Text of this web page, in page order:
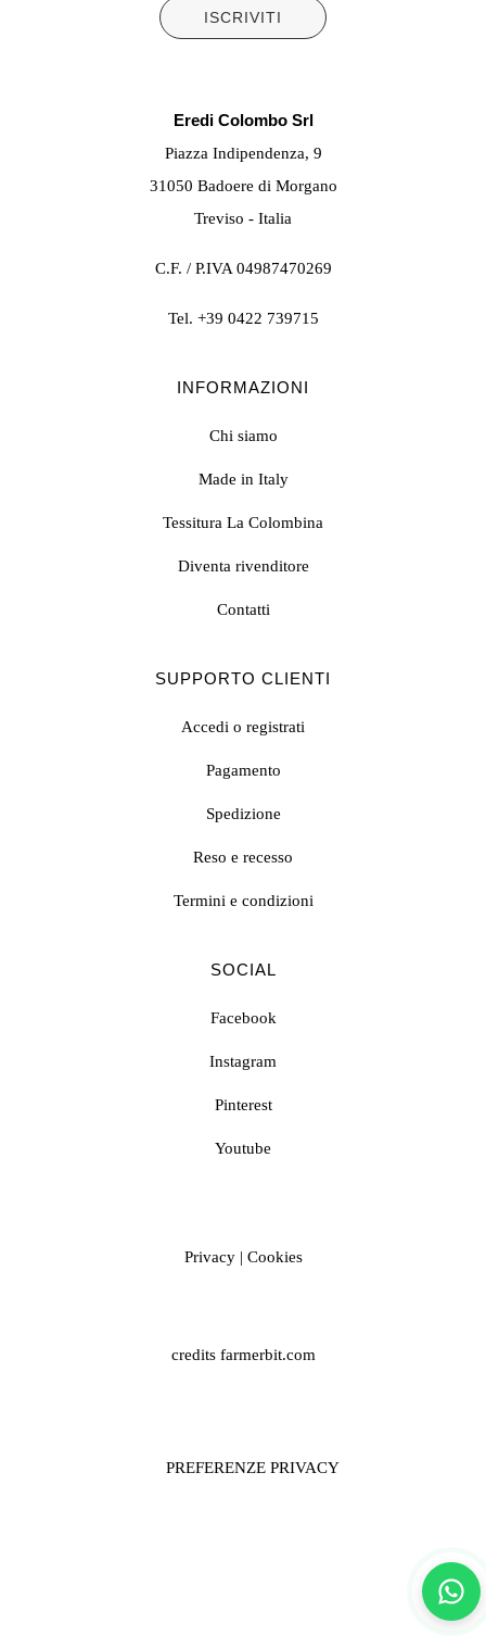
Eredi Colombo Srl
Piazza Indipendenza, 9
31050 Badoere di Morgano
Treviso - Italia
C.F. / P.IVA 04987470269
Tel. +39 0422 739715
INFORMAZIONI
Chi siamo
Made in Italy
Tessitura La Colombina
Diventa rivenditore
Contatti
SUPPORTO CLIENTI
Accedi o registrati
Pagamento
Spedizione
Reso e recesso
Termini e condizioni
SOCIAL
Facebook
Instagram
Pinterest
Youtube
Privacy| Cookies
credits farmerbit.com